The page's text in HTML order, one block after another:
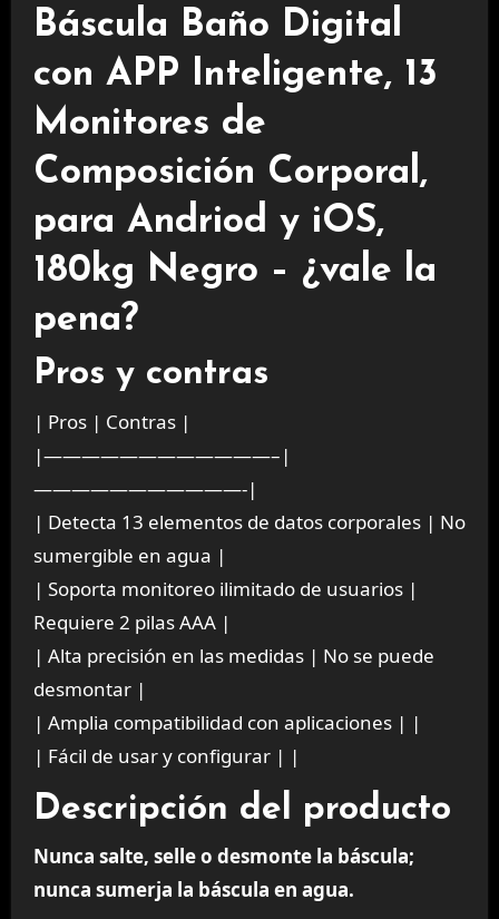
Báscula Baño Digital
con APP Inteligente, 13
Monitores de
Composición Corporal,
para Andriod y iOS,
180kg Negro – ¿vale la
pena?
Pros y contras
| Pros | Contras |
|————————————–|
———————————-|
| Detecta 13 elementos de datos corporales | No
sumergible en agua |
| Soporta monitoreo ilimitado de usuarios |
Requiere 2 pilas AAA |
| Alta precisión en las medidas | No se puede
desmontar |
| Amplia compatibilidad con aplicaciones | |
| Fácil de usar y configurar | |
Descripción del producto
Nunca salte, selle o desmonte la báscula;
nunca sumerja la báscula en agua.